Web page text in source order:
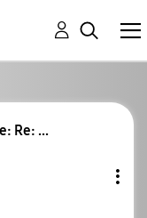
Re: ...